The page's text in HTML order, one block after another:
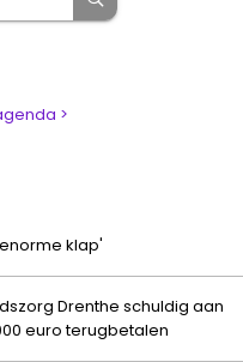
>
klap'
Drenthe schuldig aan
euro terugbetalen